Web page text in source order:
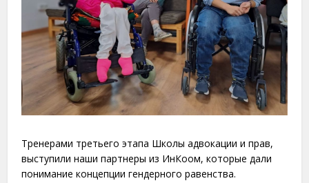
Тренерами третьего этапа Школы адвокации и прав,
выступили наши партнеры из ИнКоом, которые дали
понимание концепции гендерного равенства.